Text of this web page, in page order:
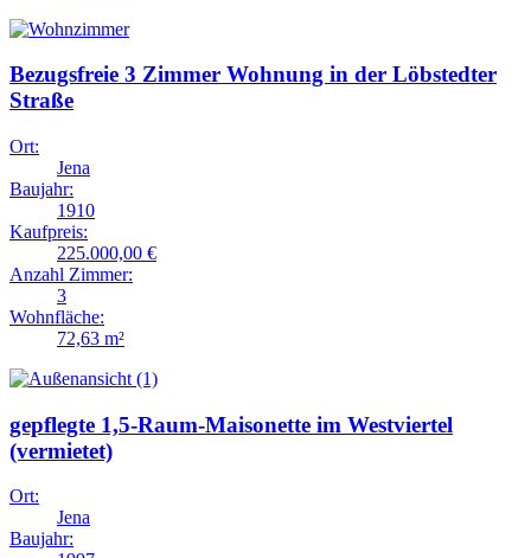
Bezugsfreie 3 Zimmer Wohnung in der Löbstedter
Straße
Ort:
Jena
Baujahr:
1910
Kaufpreis:
225.000,00 €
Anzahl Zimmer:
3
Wohnfläche:
72,63 m²
gepflegte 1,5-Raum-Maisonette im Westviertel
(vermietet)
Ort:
Jena
Baujahr: